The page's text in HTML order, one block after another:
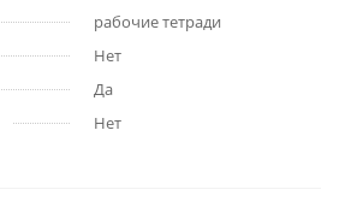
рабочие тетради
Нет
Да
Нет